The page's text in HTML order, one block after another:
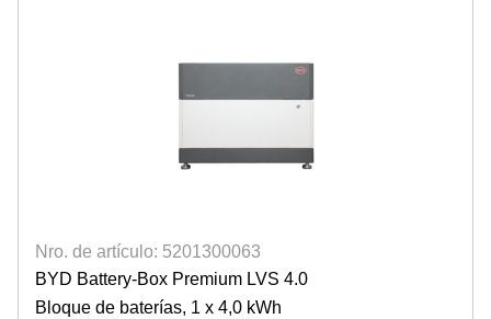
Nro. de artículo: 5201300063
BYD Battery-Box Premium LVS 4.0
Bloque de baterías, 1 x 4,0 kWh